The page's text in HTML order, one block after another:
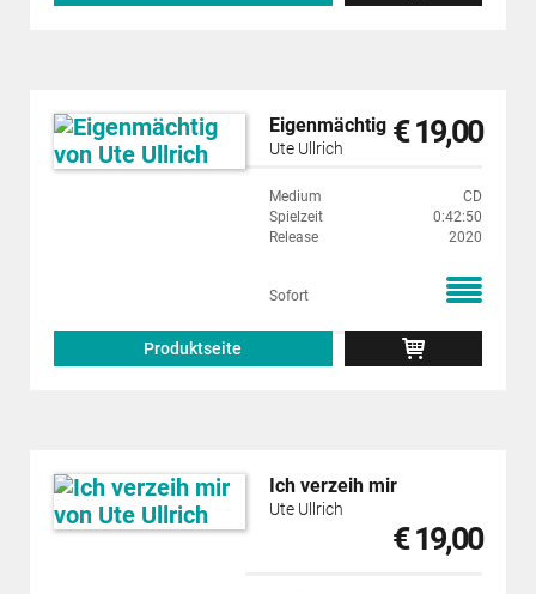
Eigenmächtig
Ute Ullrich € 19,00
Medium
CD
Spielzeit
0:42:50
Release
2020
Sofort
Produktseite
Ich verzeih mir
Ute Ullrich
€ 19,00